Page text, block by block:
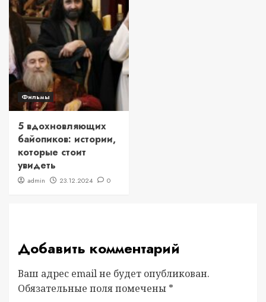
Фильмы
5 вдохновляющих
байопиков: истории,
которые стоит
увидеть
admin 23.12.2024 0
Добавить комментарий
Ваш адрес email не будет опубликован.
Обязательные поля помечены *